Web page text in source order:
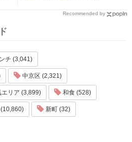
Recommended by
チ (3,041)
中京区 (2,321)
エリア (3,899) 和食 (528)
新町 (32)